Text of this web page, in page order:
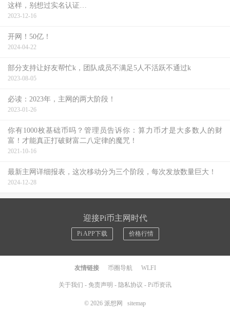
这样，别想过实名认证…
2023-12-16
开网！50亿！
2024-04-22
部分支持让好友帮忙k，团队成员不满足5人不活跃不通过k
2023-08-05
必读：2023年，主网的两大阶段！
2023-01-26
你有1000枚基础币吗？管理员告诉你：算力币才是大多数人的财
富！才能真正打破财富二八定律的魔咒！
2021-10-16
最新主网详细报表，这次移动分为三个阶段，每次发放数量巨大！
2024-12-28
迎接Pi币主网时代
Pi APP下载 价格行情
友情链接 币圈导航 WLFI
关于我们 - 免责声明 - 隐私协议 - Pi币资讯
© 2026 派想网 sitemap